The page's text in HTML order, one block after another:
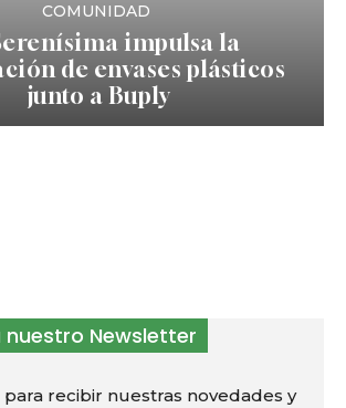
COMUNIDAD
impulsa la
de envases plásticos
junto a Buply
nuestro Newsletter
recibir nuestras novedades y